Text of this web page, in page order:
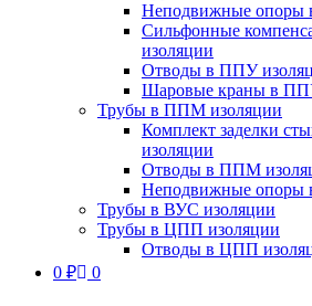
Неподвижные опоры
Сильфонные
изоляции
Отводы в ППУ
Шаровые краны в
Трубы в ППМ изоляции
Комплект заделки
изоляции
Отводы в ППМ
Неподвижные опоры
Трубы в ВУС изоляции
Трубы в ЦПП изоляции
Отводы в ЦПП
0 ₽ 0